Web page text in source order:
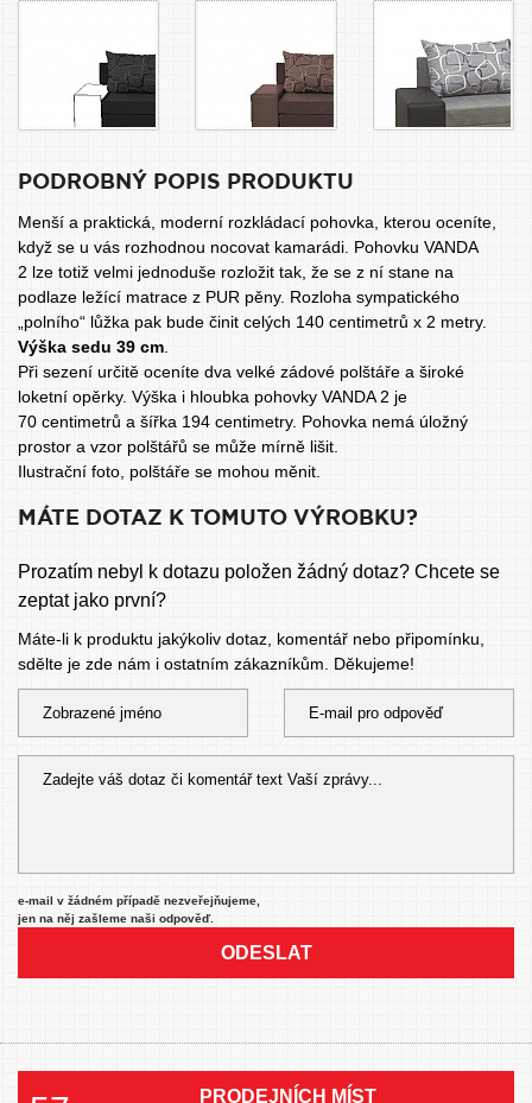
PODROBNÝ POPIS PRODUKTU
Menší a praktická, moderní rozkládací pohovka, kterou oceníte,
když se u vás rozhodnou nocovat kamarádi. Pohovku VANDA
2 lze totiž velmi jednoduše rozložit tak, že se z ní stane na
podlaze ležící matrace z PUR pěny. Rozloha sympatického
„polního“ lůžka pak bude činit celých 140 centimetrů x 2 metry.
Výška sedu 39 cm
Při sezení určitě oceníte dva velké zádové polštáře a široké
loketní opěrky. Výška i hloubka pohovky VANDA 2 je
70 centimetrů a šířka 194 centimetry. Pohovka nemá úložný
prostor a vzor polštářů se může mírně lišit.
Ilustrační foto, polštáře se mohou měnit.
MÁTE DOTAZ K TOMUTO VÝROBKU?
Prozatím nebyl k dotazu položen žádný dotaz? Chcete se
zeptat jako první?
Máte-li k produktu jakýkoliv dotaz, komentář nebo připomínku,
sdělte je zde nám i ostatním zákazníkům. Děkujeme!
e-mail v žádném případě nezveřejňujeme,
jen na něj zašleme naši odpověď.
ODESLAT
PRODEJNÍCH MÍST